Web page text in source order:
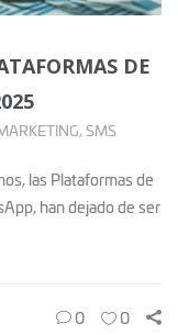
DE
, SMS
las Plataformas de
han dejado de ser
0 0